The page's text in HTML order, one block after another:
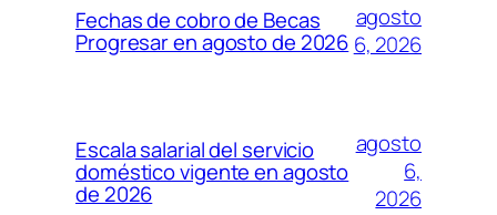
Fechas de cobro de Becas
Progresar en agosto de 2026
agosto
6, 2026
Escala salarial del servicio
doméstico vigente en agosto
de 2026
agosto
6,
2026